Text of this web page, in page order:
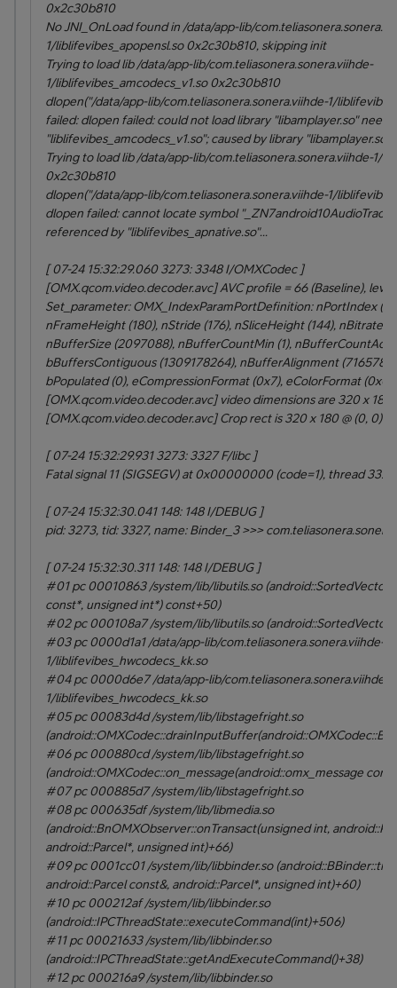
0x2c30b810
No JNI_OnLoad found in /data/app-lib/
1/liblifevibes_apopensl.so 0x2c30b810, skipping init
Trying to load lib /data/app-lib/com.teliasonera.sonera.viihde-
1/liblifevibes_amcodecs_v1.so 0x2c30b810
dlopen("/data/app-lib/com.teliasonera.sonera.viihde-1/
failed: dlopen failed: could not load library "libamplayer.so"
"liblifevibes_amcodecs_v1.so"; caused by library "libamplayer.so"
Trying to load lib /data/app-lib/com.teliasonera.sonera.viihde-1/
0x2c30b810
dlopen("/data/app-lib/com.teliasonera.sonera.viihde-1/
dlopen failed: cannot locate symbol
referenced by "liblifevibes_apnative.so"...
[ 07-24 15:32:29.060 3273: 3348 I/OMXCodec ]
[OMX.qcom.video.decoder.avc] AVC profile = 66 (Baseline), level
Set_parameter: OMX_IndexParamPortDefinition: nPortIndex
nFrameHeight (180), nStride (176), nSliceHeight (144), nBitrate
nBufferSize (2097088), nBufferCountMin (1),
bBuffersContiguous (1309178264), nBufferAlignment
bPopulated (0), eCompressionFormat (0x7), eColorFormat (0x0)
[OMX.qcom.video.decoder.avc] video dimensions are 320 x 180
[OMX.qcom.video.decoder.avc] Crop rect is 320 x 180 @ (0, 0)
[ 07-24 15:32:29.931 3273: 3327 F/libc ]
Fatal signal 11 (SIGSEGV) at 0x00000000 (code=1), thread
[ 07-24 15:32:30.041 148: 148 I/DEBUG ]
pid: 3273, tid: 3327, name: Binder_3 >>>
[ 07-24 15:32:30.311 148: 148 I/DEBUG ]
#01 pc 00010863 /system/lib/libutils.so
const*, unsigned int*) const+50)
#02 pc 000108a7 /system/lib/libutils.so
#03 pc 0000d1a1 /data/app-lib/com.teliasonera.sonera.viihde-
1/liblifevibes_hwcodecs_kk.so
#04 pc 0000d6e7 /data/app-lib/com.teliasonera.sonera.viihde-
1/liblifevibes_hwcodecs_kk.so
#05 pc 00083d4d /system/lib/libstagefright.so
#06 pc 000880cd /system/lib/libstagefright.so
(android::OMXCodec::on_message(android::omx_message
#07 pc 000885d7 /system/lib/libstagefright.so
#08 pc 000635df /system/lib/libmedia.so
(android::BnOMXObserver::onTransact(unsigned int,
android::Parcel*, unsigned int)+66)
#09 pc 0001cc01 /system/lib/libbinder.so
android::Parcel const&, android::Parcel*, unsigned int)+60)
#10 pc 000212af /system/lib/libbinder.so
(android::IPCThreadState::executeCommand(int)+506)
#11 pc 00021633 /system/lib/libbinder.so
(android::IPCThreadState::getAndExecuteCommand()+38)
#12 pc 000216a9 /system/lib/libbinder.so